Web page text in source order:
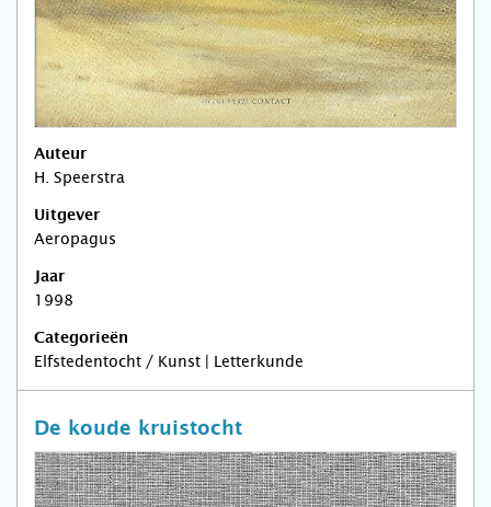
Auteur
H. Speerstra
Uitgever
Aeropagus
Jaar
1998
Categorieën
Elfstedentocht / Kunst | Letterkunde
De koude kruistocht